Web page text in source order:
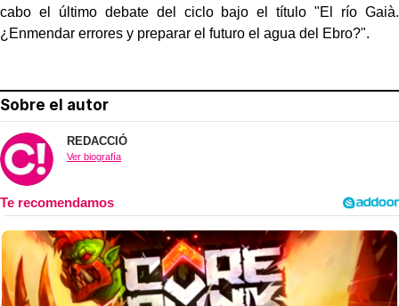
cabo el último debate del ciclo bajo el título "El río Gaià.
¿Enmendar errores y preparar el futuro el agua del Ebro?".
Sobre el autor
REDACCIÓ
Ver biografía